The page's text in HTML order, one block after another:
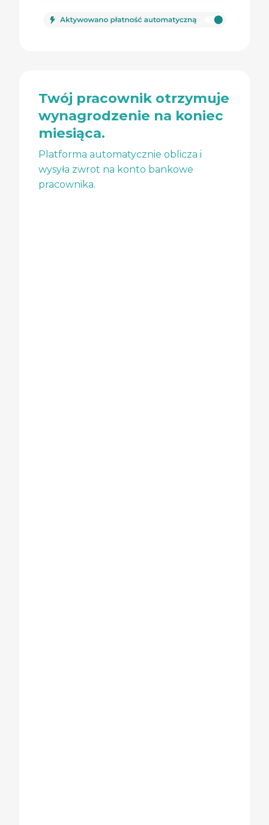
Twój pracownik otrzymuje
wynagrodzenie na koniec
miesiąca.
Platforma automatycznie oblicza i
wysyła zwrot na konto bankowe
pracownika.